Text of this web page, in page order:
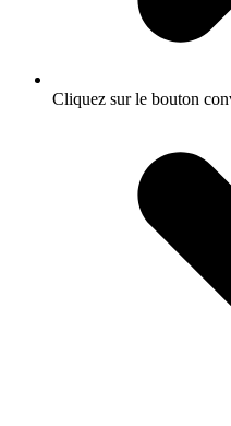
Cliquez sur le bouton